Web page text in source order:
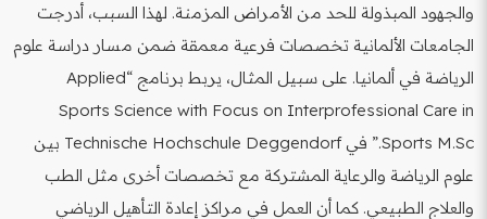
والجهود المبذولة للحد من الأمراض المزمنة. لهذا السبب، أدرجت
الجامعات الألمانية تخصصات فرعية معمقة ضمن مسار دراسة علوم
الرياضة في ألمانيا. على سبيل المثال، يربط برنامج “Applied
Sports Science with Focus on Interprofessional Care in
Sports M.Sc.” في Technische Hochschule Deggendorf بين
علوم الرياضة والرعاية المشتركة مع تخصصات أخرى مثل الطب
والعلاج الطبيعي. كما أن العمل في مراكز إعادة التأهيل الرياضي